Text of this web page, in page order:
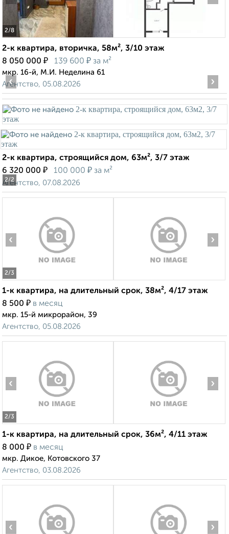
2/8
2-к квартира, вторичка, 58м², 3/10 этаж
8 050 000 ₽ 139 600 ₽ за м²
мкр. 16-й, М.И. Неделина 61
Агентство, 05.08.2026
2/2
‹ ›
2-к квартира, строящийся дом, 63м², 3/7 этаж
6 320 000 ₽ 100 000 ₽ за м²
Агентство, 07.08.2026
2/3
‹ ›
1-к квартира, на длительный срок, 38м², 4/17 этаж
8 500 ₽ в месяц
мкр. 15-й микрорайон, 39
Агентство, 05.08.2026
2/3
‹ ›
1-к квартира, на длительный срок, 36м², 4/11 этаж
8 000 ₽ в месяц
мкр. Дикое, Котовского 37
Агентство, 03.08.2026
‹ ›